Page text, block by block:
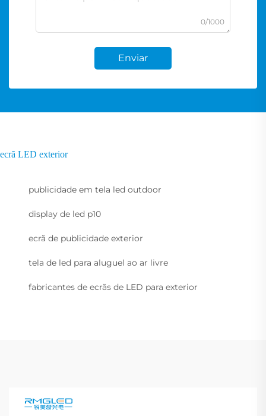
0/1000
Enviar
ecrã LED exterior
publicidade em tela led outdoor
display de led p10
ecrã de publicidade exterior
tela de led para aluguel ao ar livre
fabricantes de ecrãs de LED para exterior